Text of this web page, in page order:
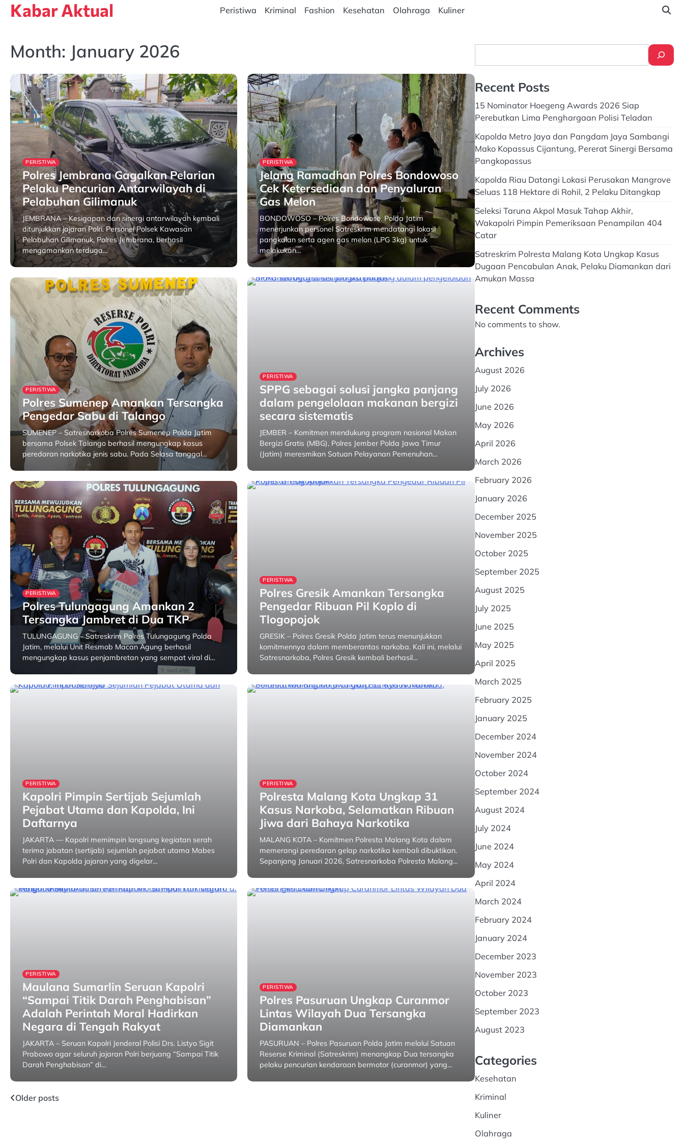
SkipKabar Aktual Peristiwa Kriminal Fashion Kesehatan Olahraga Kuliner
Month: January 2026
PERISTIWA
Polres Jembrana Gagalkan Pelarian
Pelaku Pencurian Antarwilayah di
Pelabuhan Gilimanuk
JEMBRANA – Kesigapan dan sinergi antarwilayah kembali
ditunjukkan jajaran Polri. Personel Polsek Kawasan
Pelabuhan Gilimanuk, Polres Jembrana, berhasil
mengamankan terduga…
31 January 2026
PERISTIWA
Jelang Ramadhan Polres Bondowoso
Cek Ketersediaan dan Penyaluran
Gas Melon
BONDOWOSO – Polres Bondowoso, Polda Jatim
menerjunkan personel Satreskrim mendatangi lokasi
pangkalan serta agen gas melon (LPG 3kg) untuk
melakukan…
31 January 2026
PERISTIWA
Polres Sumenep Amankan Tersangka
Pengedar Sabu di Talango
SUMENEP – Satresnarkoba Polres Sumenep Polda Jatim
bersama Polsek Talango berhasil mengungkap kasus
peredaran narkotika jenis sabu. Pada Selasa tanggal…
31 January 2026
PERISTIWA
SPPG sebagai solusi jangka panjang
dalam pengelolaan makanan bergizi
secara sistematis
JEMBER – Komitmen mendukung program nasional Makan
Bergizi Gratis (MBG), Polres Jember Polda Jawa Timur
(Jatim) meresmikan Satuan Pelayanan Pemenuhan…
31 January 2026
PERISTIWA
Polres Tulungagung Amankan 2
Tersangka Jambret di Dua TKP
TULUNGAGUNG – Satreskrim Polres Tulungagung Polda
Jatim, melalui Unit Resmob Macan Agung berhasil
mengungkap kasus penjambretan yang sempat viral di…
31 January 2026
PERISTIWA
Polres Gresik Amankan Tersangka
Pengedar Ribuan Pil Koplo di
Tlogopojok
GRESIK – Polres Gresik Polda Jatim terus menunjukkan
komitmennya dalam memberantas narkoba. Kali ini, melalui
Satresnarkoba, Polres Gresik kembali berhasil…
31 January 2026
PERISTIWA
Kapolri Pimpin Sertijab Sejumlah
Pejabat Utama dan Kapolda, Ini
Daftarnya
JAKARTA — Kapolri memimpin langsung kegiatan serah
terima jabatan (sertijab) sejumlah pejabat utama Mabes
Polri dan Kapolda jajaran yang digelar…
31 January 2026
PERISTIWA
Polresta Malang Kota Ungkap 31
Kasus Narkoba, Selamatkan Ribuan
Jiwa dari Bahaya Narkotika
MALANG KOTA – Komitmen Polresta Malang Kota dalam
memerangi peredaran gelap narkotika kembali dibuktikan.
Sepanjang Januari 2026, Satresnarkoba Polresta Malang…
30 January 2026
PERISTIWA
Maulana Sumarlin Seruan Kapolri
“Sampai Titik Darah Penghabisan”
Adalah Perintah Moral Hadirkan
Negara di Tengah Rakyat
JAKARTA – Seruan Kapolri Jenderal Polisi Drs. Listyo Sigit
Prabowo agar seluruh jajaran Polri berjuang “Sampai Titik
Darah Penghabisan” di…
30 January 2026
PERISTIWA
Polres Pasuruan Ungkap Curanmor
Lintas Wilayah Dua Tersangka
Diamankan
PASURUAN – Polres Pasuruan Polda Jatim melalui Satuan
Reserse Kriminal (Satreskrim) menangkap Dua tersangka
pelaku pencurian kendaraan bermotor (curanmor) yang…
30 January 2026
Posts
Older posts
Recent Posts
15 Nominator Hoegeng Awards 2026 Siap
Perebutkan Lima Penghargaan Polisi Teladan
Kapolda Metro Jaya dan Pangdam Jaya Sambangi
Mako Kopassus Cijantung, Pererat Sinergi Bersama
Pangkopassus
Kapolda Riau Datangi Lokasi Perusakan Mangrove
Seluas 118 Hektare di Rohil, 2 Pelaku Ditangkap
Seleksi Taruna Akpol Masuk Tahap Akhir,
Wakapolri Pimpin Pemeriksaan Penampilan 404
Catar
Satreskrim Polresta Malang Kota Ungkap Kasus
Dugaan Pencabulan Anak, Pelaku Diamankan dari
Amukan Massa
Recent Comments
No comments to show.
Archives
August 2026
July 2026
June 2026
May 2026
April 2026
March 2026
February 2026
January 2026
December 2025
November 2025
October 2025
September 2025
August 2025
July 2025
June 2025
May 2025
April 2025
March 2025
February 2025
January 2025
December 2024
November 2024
October 2024
September 2024
August 2024
July 2024
June 2024
May 2024
April 2024
March 2024
February 2024
January 2024
December 2023
November 2023
October 2023
September 2023
August 2023
Categories
Kesehatan
Kriminal
Kuliner
Olahraga